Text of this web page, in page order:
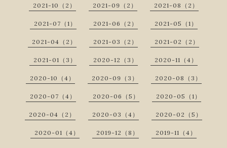
2021-10（2） 2021-09（2） 2021-08（2）
2021-07（1） 2021-06（2） 2021-05（1）
2021-04（2） 2021-03（2） 2021-02（2）
2021-01（3） 2020-12（3） 2020-11（4）
2020-10（4） 2020-09（3） 2020-08（3）
2020-07（4） 2020-06（5） 2020-05（1）
2020-04（2） 2020-03（4） 2020-02（5）
2020-01（4） 2019-12（8） 2019-11（4）